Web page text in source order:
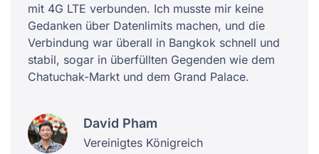
mit 4G LTE verbunden. Ich musste mir keine
Gedanken über Datenlimits machen, und die
Verbindung war überall in Bangkok schnell und
stabil, sogar in überfüllten Gegenden wie dem
Chatuchak-Markt und dem Grand Palace.
David Pham
Vereinigtes Königreich